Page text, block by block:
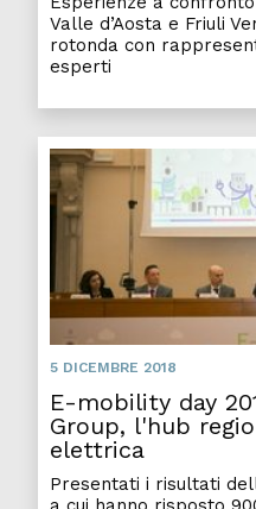
Valle d’Aosta e Friuli
rotonda con
esperti
5 DICEMBRE 2018
E-mobility day
Group, l'hub
elettrica
Presentati i risultati